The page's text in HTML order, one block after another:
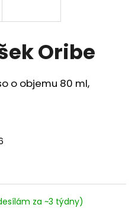
Oribe
o objemu 80 ml,
za ~3 týdny)